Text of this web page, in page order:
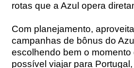
rotas que a Azul opera
Com planejamento,
campanhas de bônus do
escolhendo bem o momento
possível viajar para